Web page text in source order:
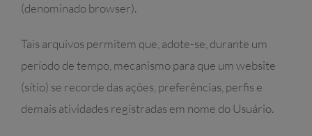
(denominado browser).
Tais arquivos permitem que, adote-se, durante um
período de tempo, mecanismo para que um website
(sítio) se recorde das ações, preferências, perfis e
demais atividades registradas em nome do Usuário.